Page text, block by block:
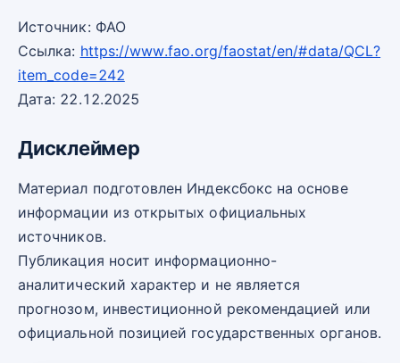
Источник: ФАО
Ссылка: https://www.fao.org/faostat/en/#data/QCL?
item_code=242
Дата: 22.12.2025
Дисклеймер
Материал подготовлен Индексбокс на основе
информации из открытых официальных
источников.
Публикация носит информационно-
аналитический характер и не является
прогнозом, инвестиционной рекомендацией или
официальной позицией государственных органов.